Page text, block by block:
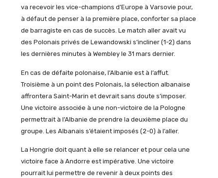
va recevoir les vice-champions d’Europe à Varsovie pour,
à défaut de penser à la première place, conforter sa place
de barragiste en cas de succès. Le match aller avait vu
des Polonais privés de Lewandowski s’incliner (1-2) dans
les dernières minutes à Wembley le 31 mars dernier.
En cas de défaite polonaise, l’Albanie est à l’affut.
Troisième à un point des Polonais, la sélection albanaise
affrontera Saint-Marin et devrait sans doute s’imposer.
Une victoire associée à une non-victoire de la Pologne
permettrait à l’Albanie de prendre la deuxième place du
groupe. Les Albanais s’étaient imposés (2-0) à l’aller.
La Hongrie doit quant à elle se relancer et pour cela une
victoire face à Andorre est impérative. Une victoire
pourrait lui permettre de revenir à deux points des